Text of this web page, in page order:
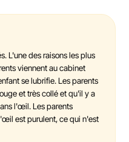
L'une des raisons les plus
viennent au cabinet
se lubrifie. Les parents
et très collé et qu'il y a
l'œil. Les parents
est purulent, ce qui n'est